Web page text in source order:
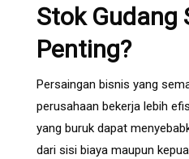
Stok Gudang
Penting?
Persaingan bisnis yang
perusahaan bekerja lebih
yang buruk dapat
dari sisi biaya maupun